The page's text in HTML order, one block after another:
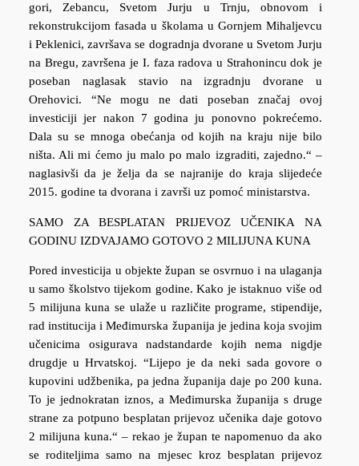
gori, Zebancu, Svetom Jurju u Trnju, obnovom i
rekonstrukcijom fasada u školama u Gornjem Mihaljevcu
i Peklenici, završava se dogradnja dvorane u Svetom Jurju
na Bregu, završena je I. faza radova u Strahonincu dok je
poseban naglasak stavio na izgradnju dvorane u
Orehovici. “Ne mogu ne dati poseban značaj ovoj
investiciji jer nakon 7 godina ju ponovno pokrećemo.
Dala su se mnoga obećanja od kojih na kraju nije bilo
ništa. Ali mi ćemo ju malo po malo izgraditi, zajedno.“ –
naglasivši da je želja da se najranije do kraja slijedeće
2015. godine ta dvorana i završi uz pomoć ministarstva.
SAMO ZA BESPLATAN PRIJEVOZ UČENIKA NA
GODINU IZDVAJAMO GOTOVO 2 MILIJUNA KUNA
Pored investicija u objekte župan se osvrnuo i na ulaganja
u samo školstvo tijekom godine. Kako je istaknuo više od
5 milijuna kuna se ulaže u različite programe, stipendije,
rad institucija i Međimurska županija je jedina koja svojim
učenicima osigurava nadstandarde kojih nema nigdje
drugdje u Hrvatskoj. “Lijepo je da neki sada govore o
kupovini udžbenika, pa jedna županija daje po 200 kuna.
To je jednokratan iznos, a Međimurska županija s druge
strane za potpuno besplatan prijevoz učenika daje gotovo
2 milijuna kuna.“ – rekao je župan te napomenuo da ako
se roditeljima samo na mjesec kroz besplatan prijevoz